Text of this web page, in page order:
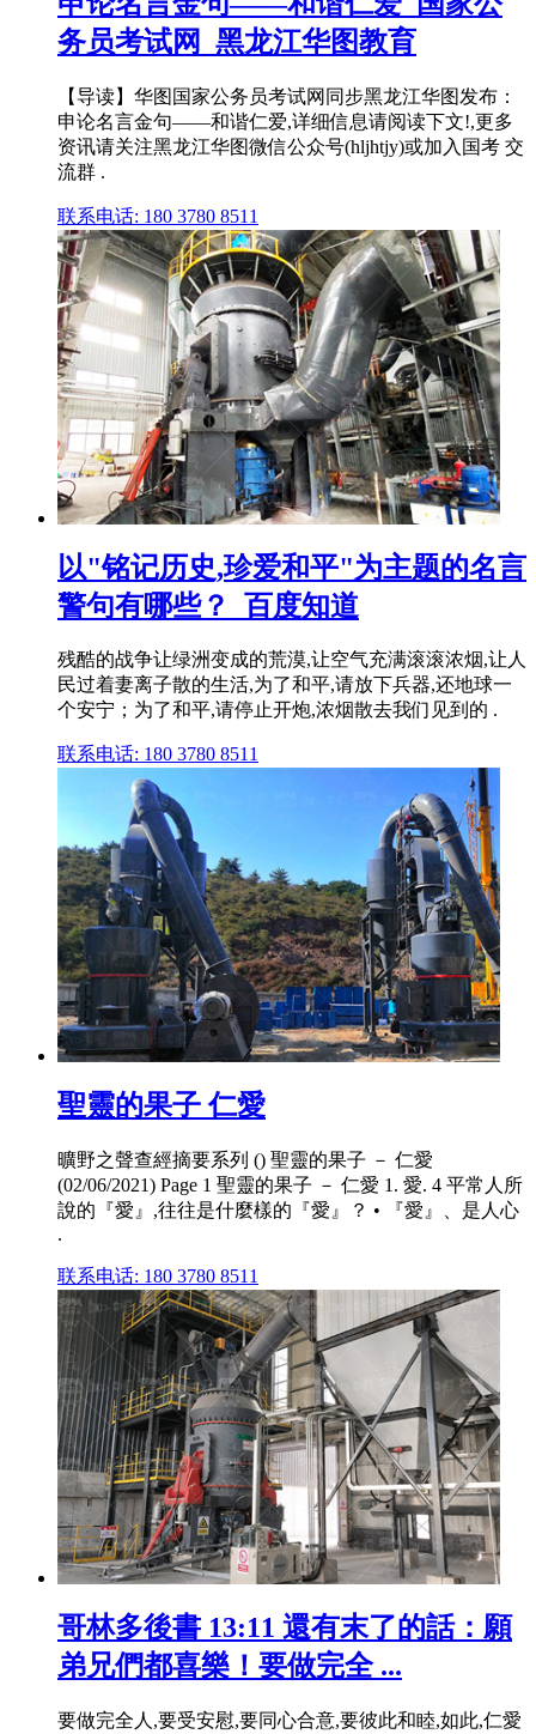
务员考试网_黑龙江华图教育
【导读】华图国家公务员考试网同步黑龙江华图发布：
申论名言金句——和谐仁爱,详细信息请阅读下文!,更多
资讯请关注黑龙江华图微信公众号(hljhtjy)或加入国考 交
流群 .
联系电话: 180 3780 8511
以"铭记历史,珍爱和平"为主题的名言
警句有哪些？_百度知道
残酷的战争让绿洲变成的荒漠,让空气充满滚滚浓烟,让人
民过着妻离子散的生活,为了和平,请放下兵器,还地球一
个安宁；为了和平,请停止开炮,浓烟散去我们见到的 .
联系电话: 180 3780 8511
聖靈的果子 仁愛
曠野之聲查經摘要系列 () 聖靈的果子 － 仁愛
(02/06/2021) Page 1 聖靈的果子 － 仁愛 1. 愛. 4 平常人所
說的『愛』,往往是什麼樣的『愛』？ • 『愛』、是人心
.
联系电话: 180 3780 8511
哥林多後書 13:11 還有末了的話：願
弟兄們都喜樂！要做完全 ...
要做完全人,要受安慰,要同心合意,要彼此和睦,如此,仁愛